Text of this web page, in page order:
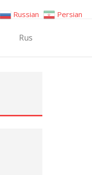
Rus
Russian Persian